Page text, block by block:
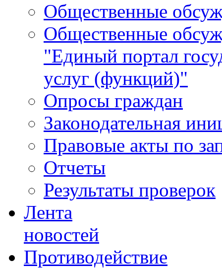
Общественные
Общественные
"Единый портал
услуг (функций)"
Опросы граждан
Законодательная
Правовые акты по
Отчеты
Результаты проверок
Лента
новостей
Противодействие